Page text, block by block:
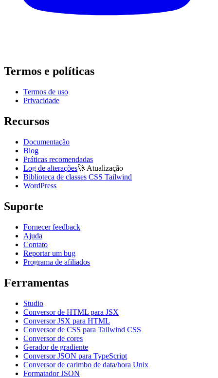
Termos e políticas
Termos de uso
Privacidade
Recursos
Documentação
Blog
Práticas recomendadas
Log de alterações🚀 Atualização
Biblioteca de classes CSS Tailwind
WordPress
Suporte
Fornecer feedback
Ajuda
Contato
Reportar um bug
Programa de afiliados
Ferramentas
Studio
Conversor de HTML para JSX
Conversor JSX para HTML
Conversor de CSS para Tailwind CSS
Conversor de cores
Gerador de gradiente
Conversor JSON para TypeScript
Conversor de carimbo de data/hora Unix
Formatador JSON